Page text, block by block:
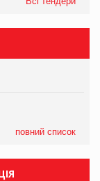
повний список